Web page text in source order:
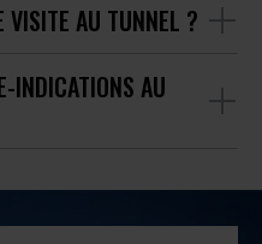
VISITE AU TUNNEL ?
INDICATIONS AU